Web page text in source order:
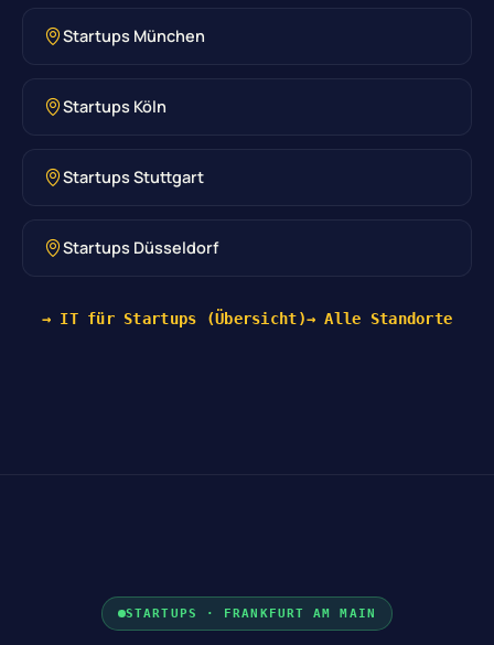
Startups München
Startups Köln
Startups Stuttgart
Startups Düsseldorf
→ IT für Startups (Übersicht)→ Alle Standorte
STARTUPS · FRANKFURT AM MAIN